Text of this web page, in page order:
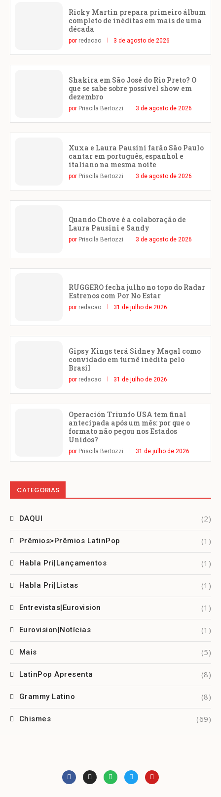
Ricky Martin prepara primeiro álbum
completo de inéditas em mais de uma
década
por redacao 3 de agosto de 2026
Shakira em São José do Rio Preto? O
que se sabe sobre possível show em
dezembro
por Priscila Bertozzi 3 de agosto de 2026
Xuxa e Laura Pausini farão São Paulo
cantar em português, espanhol e
italiano na mesma noite
por Priscila Bertozzi 3 de agosto de 2026
Quando Chove é a colaboração de
Laura Pausini e Sandy
por Priscila Bertozzi 3 de agosto de 2026
RUGGERO fecha julho no topo do Radar
Estrenos com Por No Estar
por redacao 31 de julho de 2026
Gipsy Kings terá Sidney Magal como
convidado em turnê inédita pelo
Brasil
por redacao 31 de julho de 2026
Operación Triunfo USA tem final
antecipada após um mês: por que o
formato não pegou nos Estados
Unidos?
por Priscila Bertozzi 31 de julho de 2026
CATEGORIAS
DAQUI (2)
Prêmios>Prêmios LatinPop (1)
Habla Pri|Lançamentos (1)
Habla Pri|Listas (1)
Entrevistas|Eurovision (1)
Eurovision|Notícias (1)
Mais (5)
LatinPop Apresenta (8)
Grammy Latino (8)
Chismes (69)